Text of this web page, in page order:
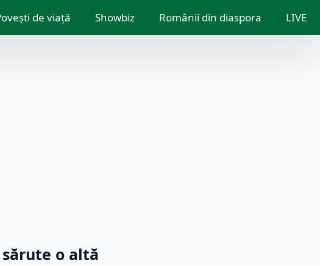
de viață Showbiz Românii din diaspora LIVE
o altă